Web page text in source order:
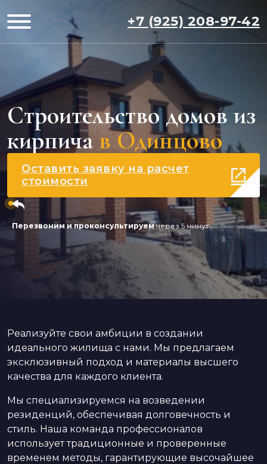
+7 (925) 208-97-42
Строительство домов из
кирпича в Одинцово
Оставить заявку на расчет
стоимости
Перезвоним и проконсультируемчерез 5 минут
Реализуйте свои амбиции в создании
идеального жилища с нами. Мы предлагаем
эксклюзивный подход и материалы высшего
качества для каждого клиента.
Мы специализируемся на возведении
резиденций, обеспечивая долговечность и
стиль. Наша команда профессионалов
использует традиционные и проверенные
временем методы, гарантирующие высочайшее